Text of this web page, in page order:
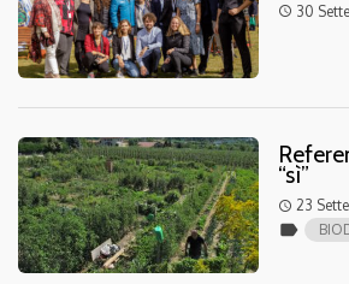
access_time 30
“sì”
access_time 23
label